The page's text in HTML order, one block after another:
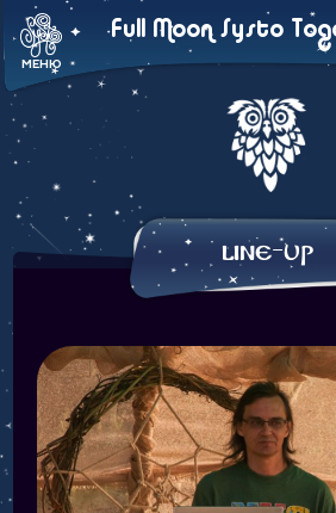
МЕНЮ
Full Moon Systo
Line-Up